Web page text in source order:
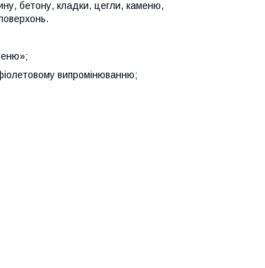
бетону, кладки, цегли, каменю,
випромінюванню;